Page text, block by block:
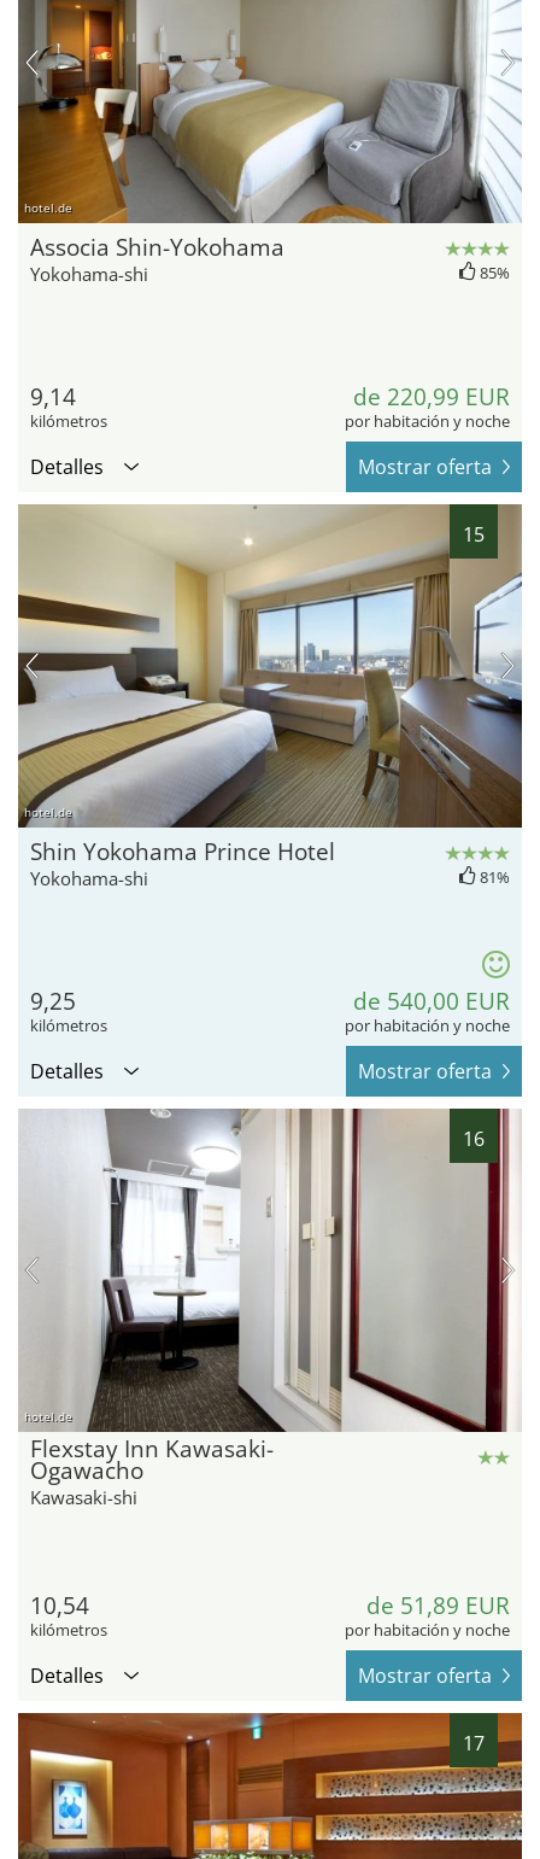
hotel.de
Associa Shin-Yokohama
Yokohama-shi 85%
9,14
kilómetros
de 220,99 EUR
por habitación y noche
Detalles Mostrar oferta
15
hotel.de
Shin Yokohama Prince Hotel
Yokohama-shi 81%
9,25
kilómetros
de 540,00 EUR
por habitación y noche
Detalles Mostrar oferta
16
hotel.de
Flexstay Inn Kawasaki-
Ogawacho
Kawasaki-shi
10,54
kilómetros
de 51,89 EUR
por habitación y noche
Detalles Mostrar oferta
17